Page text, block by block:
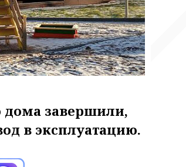
дома завершили,
в эксплуатацию.